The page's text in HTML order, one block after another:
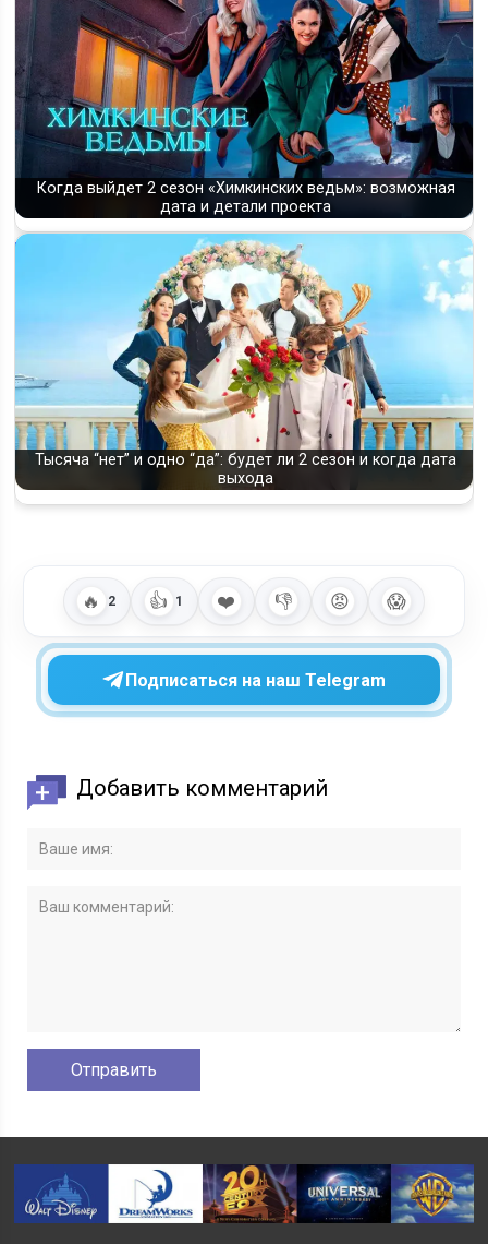
Когда выйдет 7 сезон «Зовите Ермолова!»: будет ли он
вообще
Когда выйдет 2 сезон «Химкинских ведьм»: возможная
дата и детали проекта
Тысяча “нет” и одно “да”: будет ли 2 сезон и когда дата
выхода
🔥 2 👍 1 ❤️ 👎 😡 😱
Подписаться на наш Telegram
Добавить комментарий